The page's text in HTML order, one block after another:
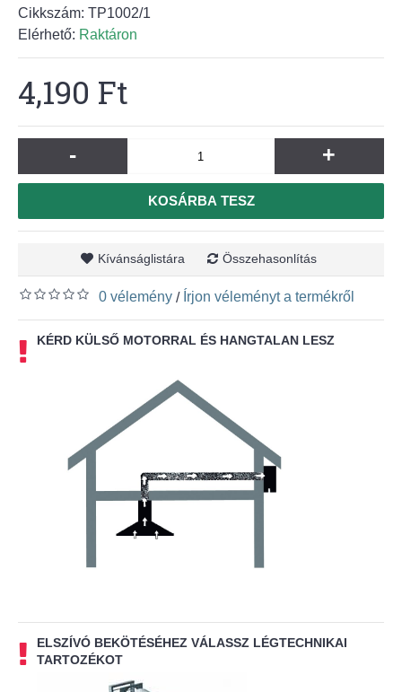
Cikkszám: TP1002/1
Elérhető: Raktáron
4,190 Ft
- +
KOSÁRBA TESZ
Kívánságlistára Összehasonlítás
0 vélemény / Írjon véleményt a termékről
KÉRD KÜLSŐ MOTORRAL ÉS HANGTALAN LESZ
ELSZÍVÓ BEKÖTÉSÉHEZ VÁLASSZ LÉGTECHNIKAI
TARTOZÉKOT